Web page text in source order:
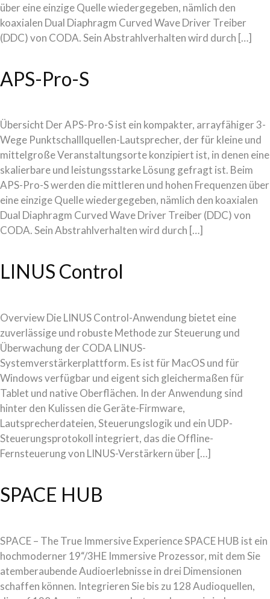
über eine einzige Quelle wiedergegeben, nämlich den
koaxialen Dual Diaphragm Curved Wave Driver Treiber
(DDC) von CODA. Sein Abstrahlverhalten wird durch […]
APS-Pro-S
Übersicht Der APS-Pro-S ist ein kompakter, arrayfähiger 3-
Wege Punktschalllquellen-Lautsprecher, der für kleine und
mittelgroße Veranstaltungsorte konzipiert ist, in denen eine
skalierbare und leistungsstarke Lösung gefragt ist. Beim
APS-Pro-S werden die mittleren und hohen Frequenzen über
eine einzige Quelle wiedergegeben, nämlich den koaxialen
Dual Diaphragm Curved Wave Driver Treiber (DDC) von
CODA. Sein Abstrahlverhalten wird durch […]
LINUS Control
Overview Die LINUS Control-Anwendung bietet eine
zuverlässige und robuste Methode zur Steuerung und
Überwachung der CODA LINUS-
Systemverstärkerplattform. Es ist für MacOS und für
Windows verfügbar und eigent sich gleichermaßen für
Tablet und native Oberflächen. In der Anwendung sind
hinter den Kulissen die Geräte-Firmware,
Lautsprecherdateien, Steuerungslogik und ein UDP-
Steuerungsprotokoll integriert, das die Offline-
Fernsteuerung von LINUS-Verstärkern über […]
SPACE HUB
SPACE – The True Immersive Experience SPACE HUB ist ein
hochmoderner 19“/3HE Immersive Prozessor, mit dem Sie
atemberaubende Audioerlebnisse in drei Dimensionen
schaffen können. Integrieren Sie bis zu 128 Audioquellen,